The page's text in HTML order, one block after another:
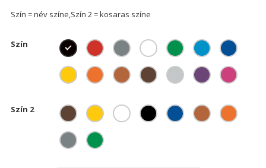
Szín = név színe,Szín 2 = kosaras színe
Szín
Szín 2